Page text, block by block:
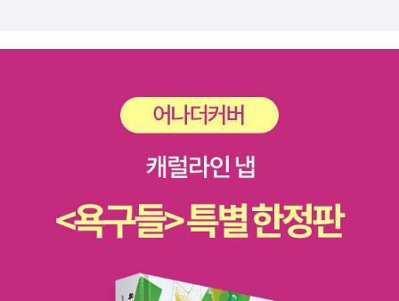
니다.(175쪽) 장영희 선생님은 참 무식한 방법이었다고 말하지만 영
어를 잘하려면 암기하는 것 이상의 왕도가 없는지도 모른다. '교과서
에 있는 문장은 재미는 없을지언정 문법적으로는 맞는 문장이고, 알
나이에 영문학을 공부할 거는 아니고, 장영희 선생님이 번역한 <종이
시계>와, 추천한 책<세일즈맨의 죽음>을 읽어야겠다. 영문학도를 위
에 가지 않더라도 꼭 읽으라고 권하니 우리딸을 위해서 담아본다.